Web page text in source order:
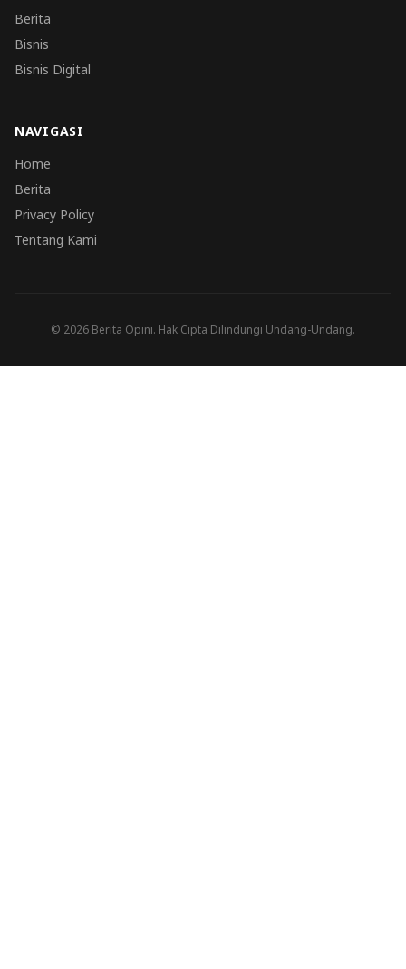
Berita
Bisnis
Bisnis Digital
NAVIGASI
Home
Berita
Privacy Policy
Tentang Kami
© 2026 Berita Opini. Hak Cipta Dilindungi Undang-Undang.